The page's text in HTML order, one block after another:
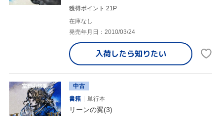
獲得ポイント 21P
在庫なし
発売年月日：2010/03/24
入荷したら知りたい
中古
書籍
単行本
リーンの翼(3)